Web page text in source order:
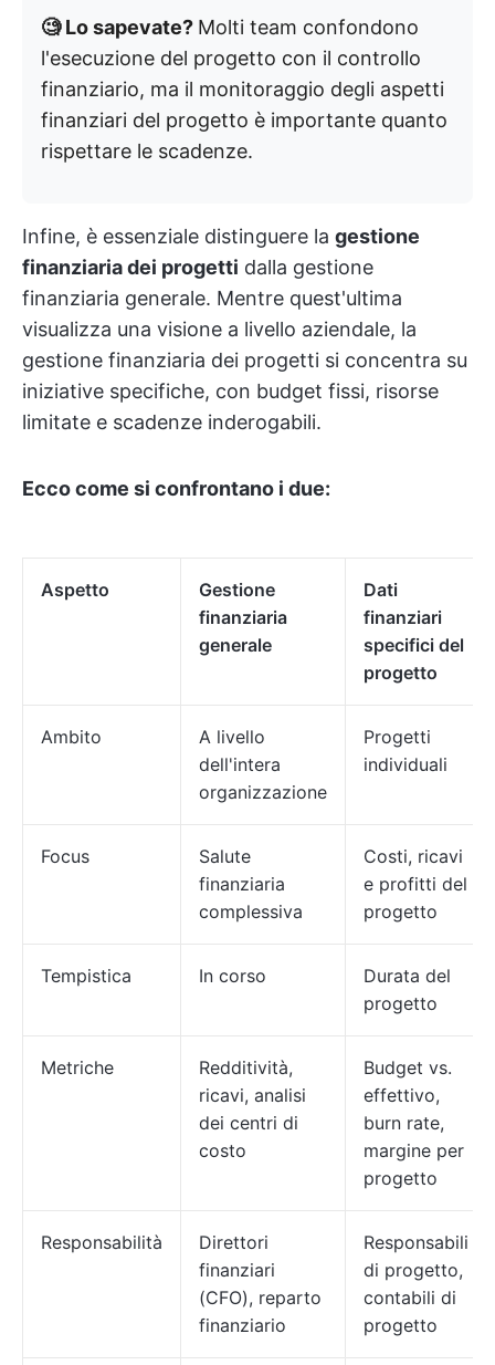
🧐 Lo sapevate? Molti team confondono
l'esecuzione del progetto con il controllo
finanziario, ma il monitoraggio degli aspetti
finanziari del progetto è importante quanto
rispettare le scadenze.
Infine, è essenziale distinguere la gestione
finanziaria dei progetti dalla gestione
finanziaria generale. Mentre quest'ultima
visualizza una visione a livello aziendale, la
gestione finanziaria dei progetti si concentra su
iniziative specifiche, con budget fissi, risorse
limitate e scadenze inderogabili.
Ecco come si confrontano i due:
Aspetto
Gestione
finanziaria
generale
Dati
finanziari
specifici del
progetto
Ambito
A livello
dell'intera
organizzazione
Progetti
individuali
Focus
Salute
finanziaria
complessiva
Costi, ricavi
e profitti del
progetto
Tempistica In corso
Durata del
progetto
Metriche
Redditività,
ricavi, analisi
dei centri di
costo
Budget vs.
effettivo,
burn rate,
margine per
progetto
Responsabilità
Direttori
finanziari
(CFO), reparto
finanziario
Responsabili
di progetto,
contabili di
progetto